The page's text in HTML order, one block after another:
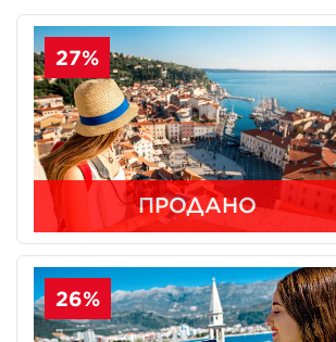
27%
ПРОДАНО
26%